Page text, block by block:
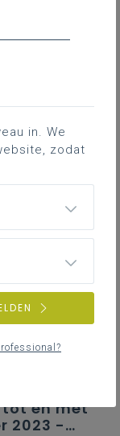
technologie
en met
2023 -
in. We
zodat